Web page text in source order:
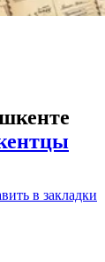
в закладки